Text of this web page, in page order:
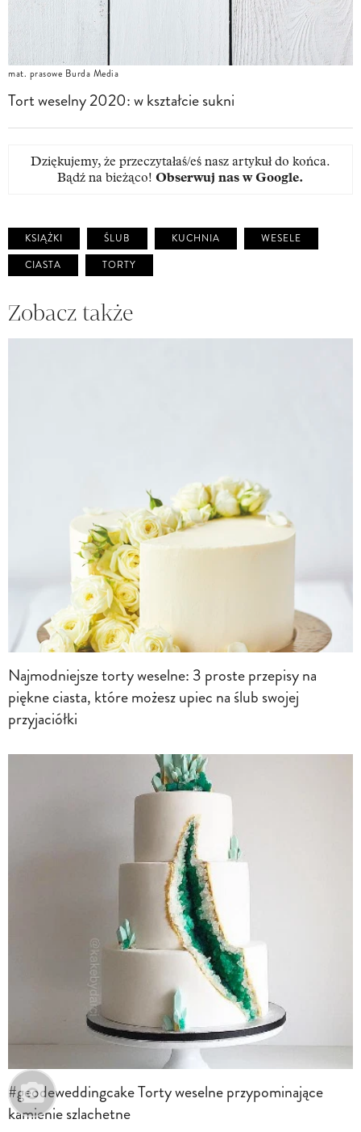
mat. prasowe Burda Media
Tort weselny 2020: w kształcie sukni
Dziękujemy, że przeczytałaś/eś nasz artykuł do końca.
Bądź na bieżąco! Obserwuj nas w Google.
KSIĄŻKI ŚLUB KUCHNIA
WESELE
CIASTA
TORTY
Zobacz także
Najmodniejsze torty weselne: 3 proste przepisy na
piękne ciasta, które możesz upiec na ślub swojej
przyjaciółki
#geodeweddingcake Torty weselne przypominające
kamienie szlachetne